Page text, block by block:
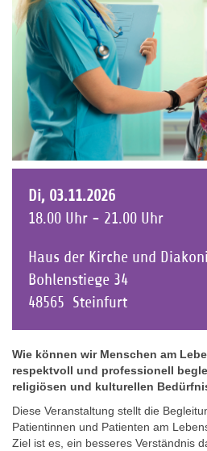
Di, 03.11.2026
18.00 Uhr - 21.00 Uhr
Haus der Kirche und
Bohlenstiege 34
48565 Steinfurt
Wie können wir Menschen am
respektvoll und professionell
religiösen und kulturellen
Diese Veranstaltung stellt die
Patientinnen und Patienten am
Ziel ist es, ein besseres Verständnis